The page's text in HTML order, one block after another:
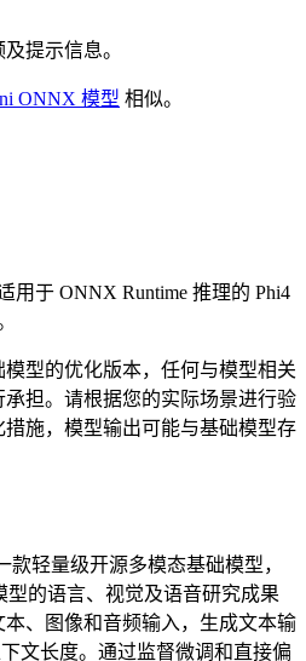
提示信息。
ONNX 模型 相似。
用于 ONNX Runtime 推理的 Phi4
型的优化版本，任何与模型相关
担。请根据您的实际场景进行验
施，模型输出可能与基础模型存
款轻量级开源多模态基础模型，
型的语言、视觉及语音研究成果
、图像和音频输入，生成文本输
文长度。通过监督微调和直接偏